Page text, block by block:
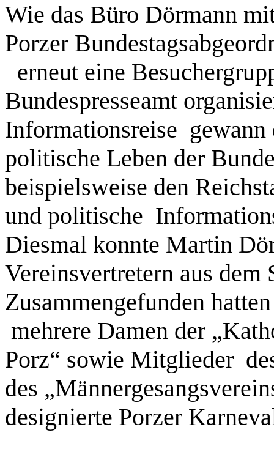
Wie das Büro Dörmann
Porzer
erneut eine
Bundespresseamt
Informationsreise
politische Leben der
beispielsweise den
und politische
Diesmal konnte Martin
Vereinsvertretern aus dem
Zusammengefunden
mehrere Damen der
Porz“ sowie Mitglieder
des
designierte Porzer